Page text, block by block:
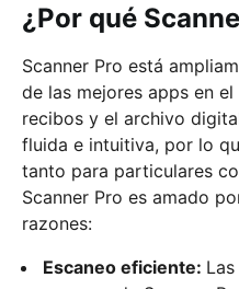
¿Por qué
Scanner Pro está
de las mejores apps en
recibos y el archivo
fluida e intuitiva, por lo
tanto para particulares
Scanner Pro es amado
razones:
Escaneo eficiente: